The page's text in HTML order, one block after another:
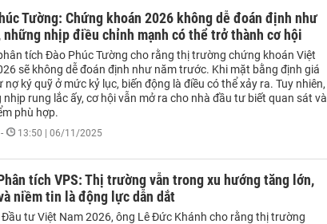
Tường: Chứng khoán 2026 không dễ đoán định như
những nhịp điều chỉnh mạnh có thể trở thành cơ hội
tích Đào Phúc Tường cho rằng thị trường chứng khoán Việt
sẽ không dễ đoán định như năm trước. Khi mặt bằng định giá
nợ ký quỹ ở mức kỷ lục, biến động là điều có thể xảy ra. Tuy nhiên,
rung lắc ấy, cơ hội vẫn mở ra cho nhà đầu tư biết quan sát và
phù hợp.
- 13:50 | 06/11/2025
tích VPS: Thị trường vẫn trong xu hướng tăng lớn,
niềm tin là động lực dẫn dắt
Đầu tư Việt Nam 2026, ông Lê Đức Khánh cho rằng thị trường